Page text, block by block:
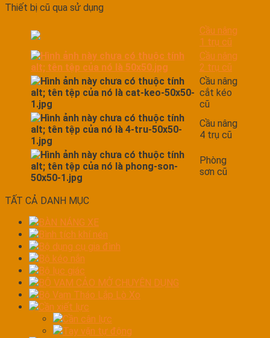
Thiết bị cũ qua sử dụng
Cầu nâng
1 trụ cũ
Cầu nâng
2 trụ cũ
Cầu nâng
cắt kéo
cũ
Cầu nâng
4 trụ cũ
Phòng
sơn cũ
TẤT CẢ DANH MỤC
BÀN NÁNG XE
Bình tích khí nén
Bộ dụng cụ gia đình
Bộ kéo nắn
Bộ lục giác
BỘ VAM CẢO MỞ CHUYÊN DỤNG
Bộ Vam Tháo Lắp Lò Xo
Cần xiết lực
Cần cân lực
Tay vặn tự động